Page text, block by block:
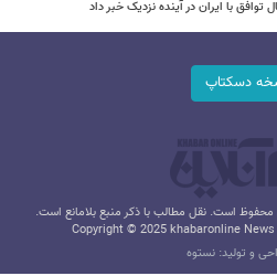
توافق با ایران در آینده نزدیک خبر داد
دسکتاپ
است. نقل مطالب با ذکر منبع بلامانع است.
Copyright © 2025 khabaronline
و تولید: نستوه